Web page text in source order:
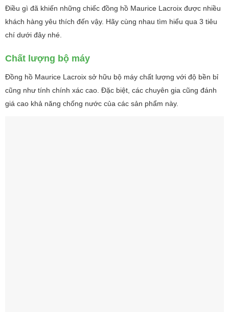
Điều gì đã khiến những chiếc đồng hồ Maurice Lacroix được nhiều
khách hàng yêu thích đến vậy. Hãy cùng nhau tìm hiểu qua 3 tiêu
chí dưới đây nhé.
Chất lượng bộ máy
Đồng hồ Maurice Lacroix sở hữu bộ máy chất lượng với độ bền bỉ
cũng như tính chính xác cao. Đặc biệt, các chuyên gia cũng đánh
giá cao khả năng chống nước của các sản phẩm này.